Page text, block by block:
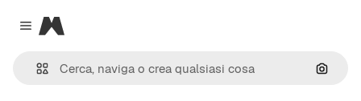
Close menu
Magnific
Cerca